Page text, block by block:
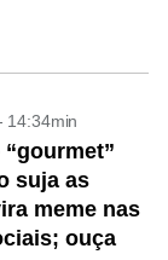
14:34min
suja as
meme nas
ouça